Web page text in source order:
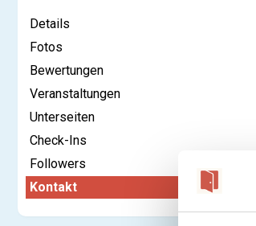
Details
Fotos
Bewertungen
Veranstaltungen
Unterseiten
Check-Ins
Followers
Kontakt